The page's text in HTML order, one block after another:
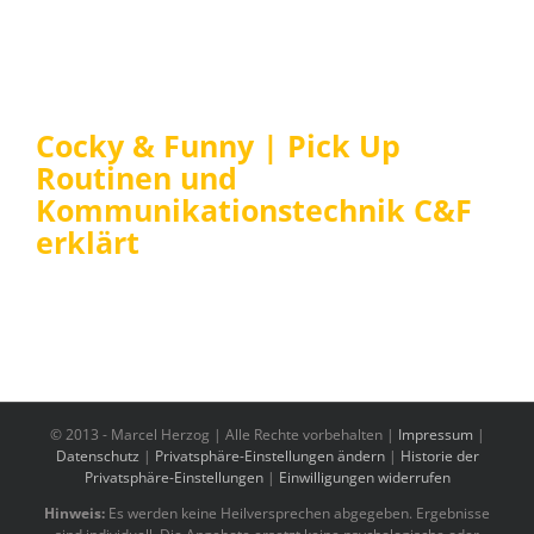
Cocky & Funny | Pick Up
Routinen und
Kommunikationstechnik C&F
erklärt
© 2013 - Marcel Herzog | Alle Rechte vorbehalten | Impressum |
Datenschutz | Privatsphäre-Einstellungen ändern| Historie der
Privatsphäre-Einstellungen| Einwilligungen widerrufen
Hinweis: Es werden keine Heilversprechen abgegeben. Ergebnisse